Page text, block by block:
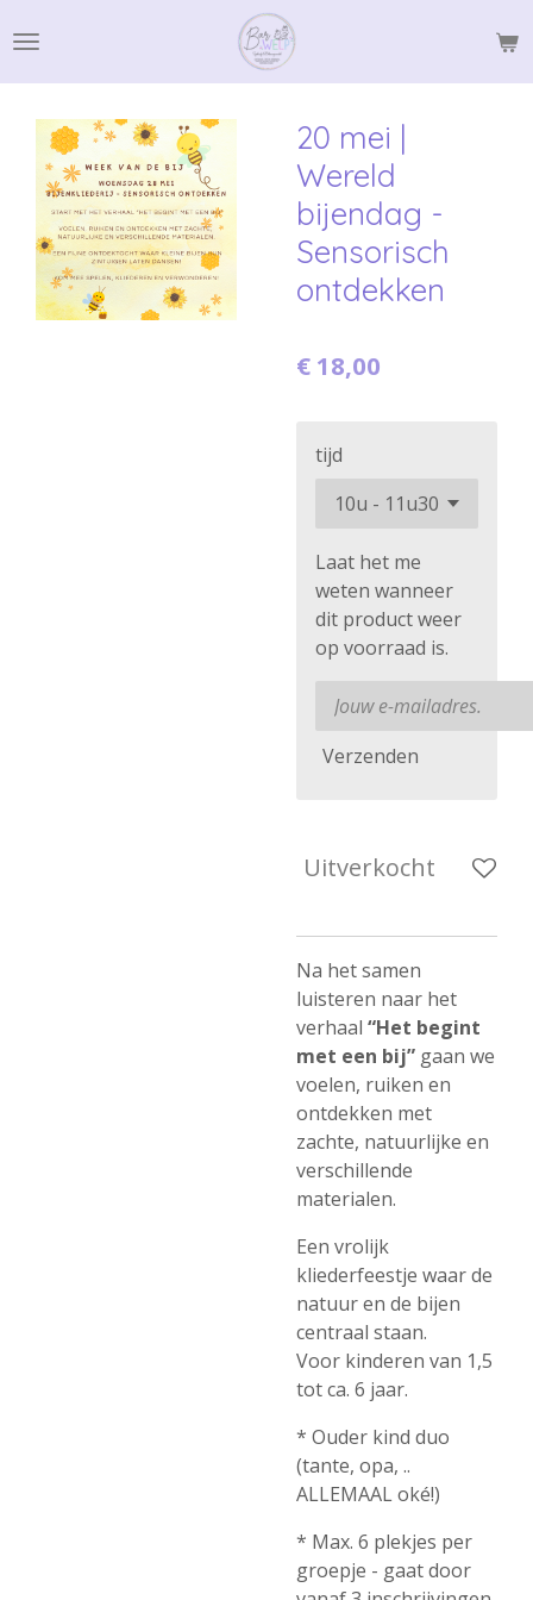
direct
naar
hoofdinhoud
20 mei |
Wereld
bijendag -
Sensorisch
ontdekken
€ 18,00
tijd
Laat het me
weten wanneer
dit product weer
op voorraad is.
Verzenden
Uitverkocht
Na het samen
luisteren naar het
verhaal “Het begint
met een bij” gaan we
voelen, ruiken en
ontdekken met
zachte, natuurlijke en
verschillende
materialen.
Een vrolijk
kliederfeestje waar de
natuur en de bijen
centraal staan.
Voor kinderen van 1,5
tot ca. 6 jaar.
* Ouder kind duo
(tante, opa, ..
ALLEMAAL oké!)
* Max. 6 plekjes per
groepje - gaat door